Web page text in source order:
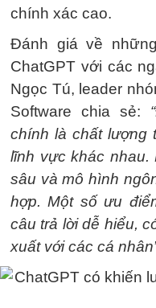
chính xác cao.
Đánh giá về
ChatGPT với các
Ngọc Tú, leader
Software chia sẻ:
chính là chất lượng
lĩnh vực khác
sâu và mô hình
hợp. Một số ưu
câu trả lời dễ hiểu,
xuất với các cá